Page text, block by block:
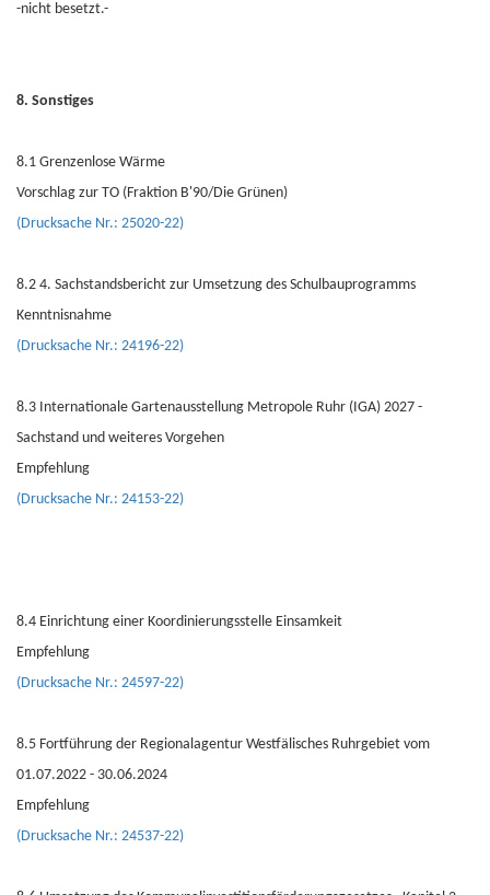
-nicht besetzt.-
8. Sonstiges
8.1 Grenzenlose Wärme
Vorschlag zur TO (Fraktion B'90/Die Grünen)
(Drucksache Nr.: 25020-22)
8.2 4. Sachstandsbericht zur Umsetzung des Schulbauprogramms
Kenntnisnahme
(Drucksache Nr.: 24196-22)
8.3 Internationale Gartenausstellung Metropole Ruhr (IGA) 2027 -
Sachstand und weiteres Vorgehen
Empfehlung
(Drucksache Nr.: 24153-22)
8.4 Einrichtung einer Koordinierungsstelle Einsamkeit
Empfehlung
(Drucksache Nr.: 24597-22)
8.5 Fortführung der Regionalagentur Westfälisches Ruhrgebiet vom
01.07.2022 - 30.06.2024
Empfehlung
(Drucksache Nr.: 24537-22)